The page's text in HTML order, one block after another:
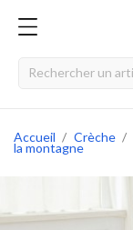
Accueil Crèche
la montagne